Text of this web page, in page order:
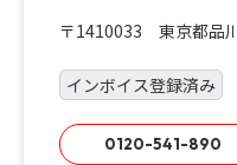
〒1410033 東京都品
インボイス登録済み
0120-541-890